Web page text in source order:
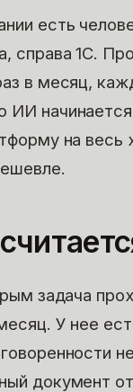
есть
справа 1С.
в месяц,
на
задача
У нее
документ